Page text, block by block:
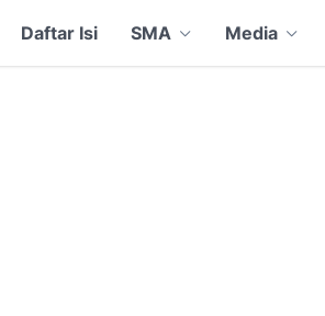
Daftar Isi SMA Media